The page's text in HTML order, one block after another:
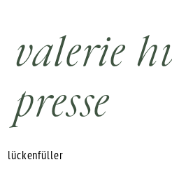
valerie
presse
lückenfüller